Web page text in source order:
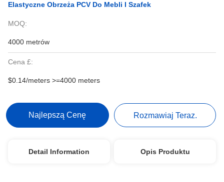
Elastyczne Obrzeża PCV Do Mebli I Szafek
MOQ:
4000 metrów
Cena £:
$0.14/meters >=4000 meters
Najlepszą Cenę Rozmawiaj Teraz.
Detail Information Opis Produktu